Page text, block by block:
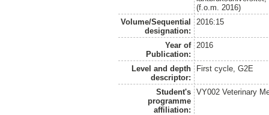
(f.o.m. 2016)
Volume/Sequential
designation:
2016:15
Year of
Publication:
2016
Level and depth
descriptor:
First cycle, G2E
Student's
programme
affiliation:
VY002 Veterinary